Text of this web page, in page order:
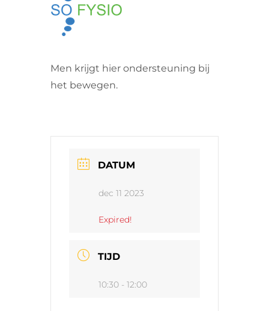
ORGANISATIE
CONTACT
Men krijgt hier ondersteuning bij
het bewegen.
DATUM
dec 11 2023
Expired!
TIJD
10:30 - 12:00